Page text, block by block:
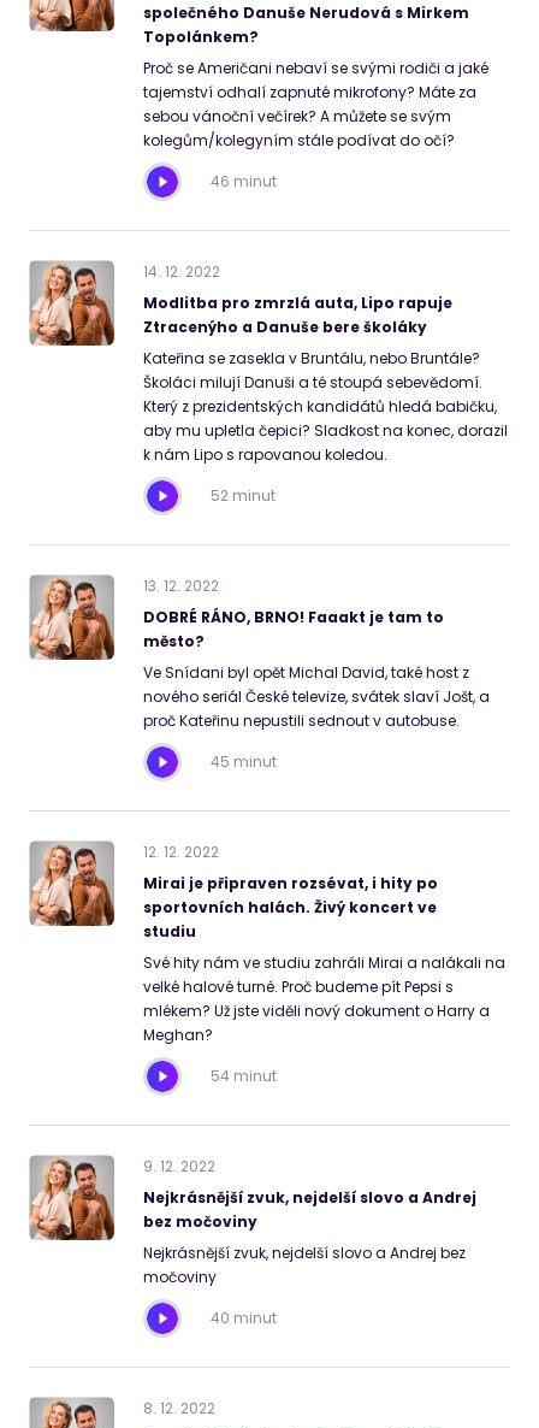
společného Danuše Nerudová s Mirkem
Topolánkem?
Proč se Američani nebaví se svými rodiči a jaké
tajemství odhalí zapnuté mikrofony? Máte za
sebou vánoční večírek? A můžete se svým
kolegům/kolegyním stále podívat do očí?
46 minut
14. 12. 2022
Modlitba pro zmrzlá auta, Lipo rapuje
Ztracenýho a Danuše bere školáky
Kateřina se zasekla v Bruntálu, nebo Bruntále?
Školáci milují Danuši a té stoupá sebevědomí.
Který z prezidentských kandidátů hledá babičku,
aby mu upletla čepici? Sladkost na konec, dorazil
k nám Lipo s rapovanou koledou.
52 minut
13. 12. 2022
DOBRÉ RÁNO, BRNO! Faaakt je tam to
město?
Ve Snídani byl opět Michal David, také host z
nového seriál České televize, svátek slaví Jošt, a
proč Kateřinu nepustili sednout v autobuse.
45 minut
12. 12. 2022
Mirai je připraven rozsévat, i hity po
sportovních halách. Živý koncert ve
studiu
Své hity nám ve studiu zahráli Mirai a nalákali na
velké halové turné. Proč budeme pít Pepsi s
mlékem? Už jste viděli nový dokument o Harry a
Meghan?
54 minut
9. 12. 2022
Nejkrásnější zvuk, nejdelší slovo a Andrej
bez močoviny
Nejkrásnější zvuk, nejdelší slovo a Andrej bez
močoviny
40 minut
8. 12. 2022